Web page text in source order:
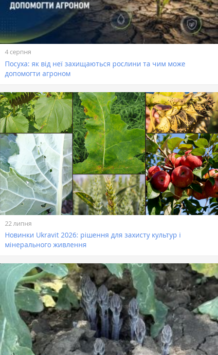
4 серпня
Посуха: як від неї захищаються рослини та чим може
допомогти агроном
22 липня
Новинки Ukravit 2026: рішення для захисту культур і
мінерального живлення